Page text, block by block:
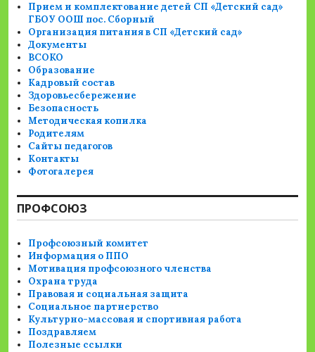
Прием и комплектование детей СП «Детский сад»
ГБОУ ООШ пос. Сборный
Организация питания в СП «Детский сад»
Документы
ВСОКО
Образование
Кадровый состав
Здоровьесбережение
Безопасность
Методическая копилка
Родителям
Сайты педагогов
Контакты
Фотогалерея
ПРОФСОЮЗ
Профсоюзный комитет
Информация о ППО
Мотивация профсоюзного членства
Охрана труда
Правовая и социальная защита
Социальное партнерство
Культурно-массовая и спортивная работа
Поздравляем
Полезные ссылки